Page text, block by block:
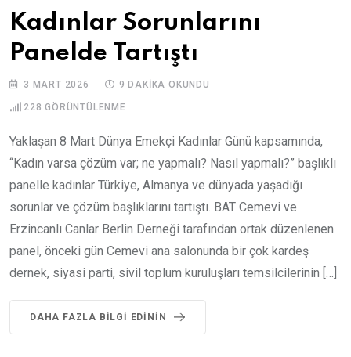
Kadınlar Sorunlarını
Panelde Tartıştı
3 MART 2026 9 DAKIKA OKUNDU
228 GÖRÜNTÜLENME
Yaklaşan 8 Mart Dünya Emekçi Kadınlar Günü kapsamında,
“Kadın varsa çözüm var; ne yapmalı? Nasıl yapmalı?” başlıklı
panelle kadınlar Türkiye, Almanya ve dünyada yaşadığı
sorunlar ve çözüm başlıklarını tartıştı. BAT Cemevi ve
Erzincanlı Canlar Berlin Derneği tarafından ortak düzenlenen
panel, önceki gün Cemevi ana salonunda bir çok kardeş
dernek, siyasi parti, sivil toplum kuruluşları temsilcilerinin […]
DAHA FAZLA BILGI EDININ